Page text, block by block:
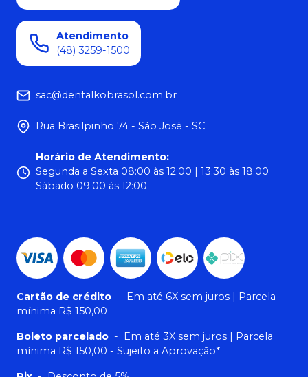
Atendimento
(48) 3259-1500
sac@dentalkobrasol.com.br
Rua Brasilpinho 74 - São José - SC
Horário de Atendimento:
Segunda a Sexta 08:00 às 12:00 | 13:30 às 18:00
Sábado 09:00 às 12:00
Cartão de crédito -
Em até 6X sem juros | Parcela
mínima R$ 150,00
Boleto parcelado -
Em até 3X sem juros | Parcela
mínima R$ 150,00 - Sujeito a Aprovação*